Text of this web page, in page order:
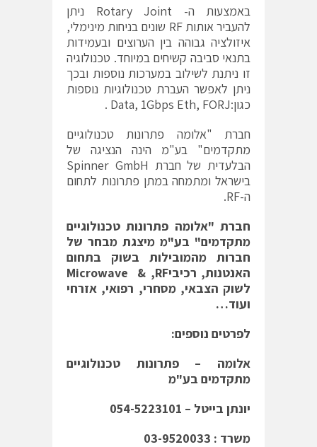
באמצעות ה- Rotary Joint ניתן
להעביר אותות RF שונים בניחות מינימלי,
איזולציה גבוהה בין הערוצים ובעמידות
בתנאי סביבה קשיחים במיוחד. טכנולוגיה
זו ניתנת לשילוב במערכות נוספות ובכך
ניתן לאפשר העברת טכנולוגיות נוספות
כגון:Data, 1Gbps Eth, FORJ .
חברת "אלומה פתרונות טכנולוגיים
מתקדמים" בע"מ הינה הנציגה של
הבלעדית של חברת Spinner GmbH
בישראל ומתמחה במתן פתרונות לתחום
ה-RF.
חברת "אלומה פתרונות טכנולוגיים
מתקדמים" בע"מ מיצגת מבחר של
חברות מהמובילות בשוק בתחום
האנטנות, רכיבי Microwave & ,RF
לשוק הצבאי, מסחרי, רפואי, אזרחי
ועוד…
לפרטים נוספים:
אלומה – פתרונות טכנולוגיים
מתקדמים בע"מ
יונתן בייטל – 054-5223101
משרד : 03-9520033